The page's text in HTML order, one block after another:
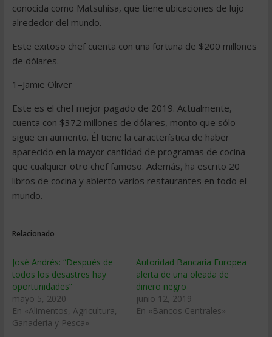
conocida como Matsuhisa, que tiene ubicaciones de lujo
alrededor del mundo.
Este exitoso chef cuenta con una fortuna de $200 millones
de dólares.
1–Jamie Oliver
Este es el chef mejor pagado de 2019. Actualmente,
cuenta con $372 millones de dólares, monto que sólo
sigue en aumento. Él tiene la característica de haber
aparecido en la mayor cantidad de programas de cocina
que cualquier otro chef famoso. Además, ha escrito 20
libros de cocina y abierto varios restaurantes en todo el
mundo.
Relacionado
José Andrés: “Después de
todos los desastres hay
oportunidades”
mayo 5, 2020
En «Alimentos, Agricultura,
Ganaderia y Pesca»
Autoridad Bancaria Europea
alerta de una oleada de
dinero negro
junio 12, 2019
En «Bancos Centrales»